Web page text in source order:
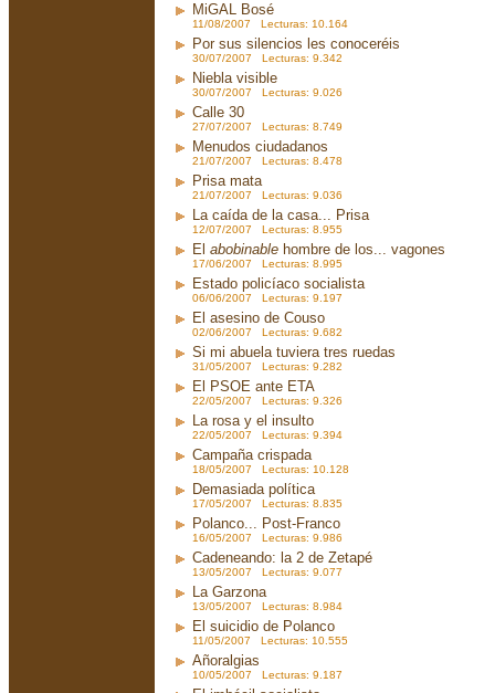
MiGAL Bosé
11/08/2007 Lecturas: 10.164
Por sus silencios les conoceréis
30/07/2007 Lecturas: 9.342
Niebla visible
30/07/2007 Lecturas: 9.026
Calle 30
27/07/2007 Lecturas: 8.749
Menudos ciudadanos
21/07/2007 Lecturas: 8.478
Prisa mata
21/07/2007 Lecturas: 9.036
La caída de la casa... Prisa
12/07/2007 Lecturas: 8.955
El abobinable hombre de los... vagones
17/06/2007 Lecturas: 8.995
Estado policíaco socialista
06/06/2007 Lecturas: 9.197
El asesino de Couso
02/06/2007 Lecturas: 9.682
Si mi abuela tuviera tres ruedas
31/05/2007 Lecturas: 9.282
El PSOE ante ETA
22/05/2007 Lecturas: 9.326
La rosa y el insulto
22/05/2007 Lecturas: 9.394
Campaña crispada
18/05/2007 Lecturas: 10.128
Demasiada política
17/05/2007 Lecturas: 8.835
Polanco... Post-Franco
16/05/2007 Lecturas: 9.986
Cadeneando: la 2 de Zetapé
13/05/2007 Lecturas: 9.077
La Garzona
13/05/2007 Lecturas: 8.984
El suicidio de Polanco
11/05/2007 Lecturas: 10.555
Añoralgias
10/05/2007 Lecturas: 9.187